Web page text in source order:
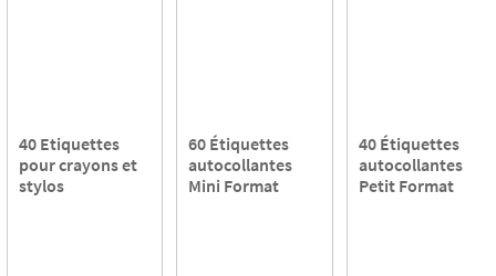
40 Etiquettes
pour crayons et
stylos
60 Étiquettes
autocollantes
Mini Format
40 Étiquettes
autocollantes
Petit Format